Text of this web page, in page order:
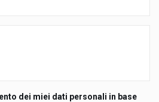
dei miei dati personali in base